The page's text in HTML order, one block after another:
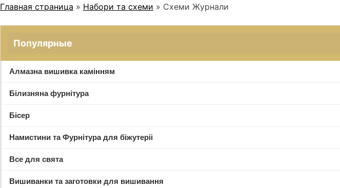
Главная страница » Набори та схеми » Схеми Журнали
Популярные
Алмазна вишивка камінням
Білизняна фурнітура
Бісер
Намистини та Фурнітура для біжутеріі
Все для свята
Вишиванки та заготовки для вишивання